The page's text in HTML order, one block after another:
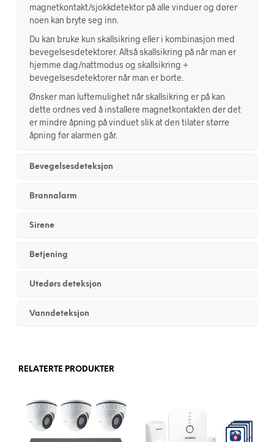
magnetkontakt/sjokkdetektor på alle vinduer og dører
noen kan bryte seg inn.
Du kan bruke kun skallsikring eller i kombinasjon med
bevegelsesdetektorer. Altså skallsikring på når man er
hjemme dag/nattmodus og skallsikring +
bevegelsesdetektorer når man er borte.
Ønsker man luftemulighet når skallsikring er på kan
dette ordnes ved å installere magnetkontakten der det
er mindre åpning på vinduet slik at den tilater større
åpning før alarmen går.
Bevegelsesdeteksjon
Brannalarm
Sirene
Betjening
Utedørs deteksjon
Vanndeteksjon
RELATERTE PRODUKTER